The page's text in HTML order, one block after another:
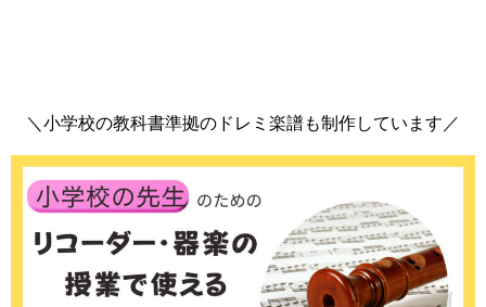
＼小学校の教科書準拠のドレミ楽譜も制作しています／